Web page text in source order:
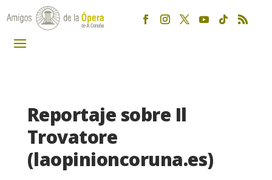
Reportaje sobre Il
Trovatore
(laopinioncoruna.es)